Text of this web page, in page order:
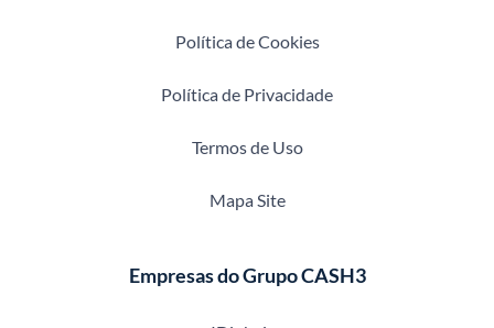
Política de Cookies
Política de Privacidade
Termos de Uso
Mapa Site
Empresas do Grupo CASH3